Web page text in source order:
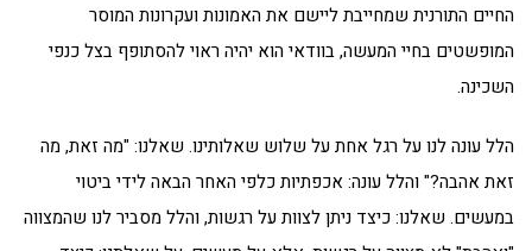
החיים התורנית שמחייבת ליישם את האמונות ועקרונות המוסר
המופשטים בחיי המעשה, בוודאי הוא יהיה ראוי להסתופף בצל כנפי
השכינה.
הלל עונה לנו על רגל אחת על שלוש שאלותינו. שאלנו: "מה זאת, מה
זאת אהבה?" והלל עונה: אכפתיות כלפי האחר הבאה לידי ביטוי
במעשים. שאלנו: כיצד ניתן לצוות על רגשות, והלל מסביר לנו שהמצווה